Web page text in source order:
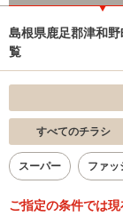
島根県鹿足郡津和
覧
すべてのチラシ
スーパー ファッ
ご指定の条件では現